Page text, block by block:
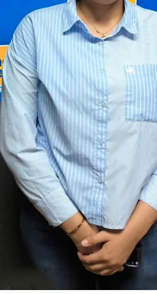
médico cirujano José Andrés Flores García,
estudiante de la Maestría en Ciencias en
Investigación Clínica, quien explicó que
existe poca evidencia práctic